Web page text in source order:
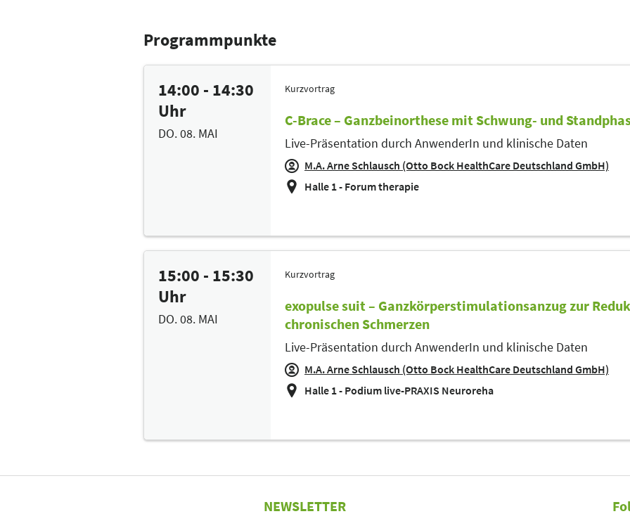
Programmpunkte
14:00 - 14:30
Uhr
DO. 08. MAI
Kurzvortrag
C-Brace – Ganzbeinorthese mit Schwung- und
Live-Präsentation durch AnwenderIn und klinische Daten
M.A. Arne Schlausch (Otto Bock HealthCare Deutschland GmbH)
Halle 1 - Forum therapie
15:00 - 15:30
Uhr
DO. 08. MAI
Kurzvortrag
exopulse suit – Ganzkörperstimulationsanzug zur
chronischen Schmerzen
Live-Präsentation durch AnwenderIn und klinische Daten
M.A. Arne Schlausch (Otto Bock HealthCare Deutschland GmbH)
Halle 1 - Podium live-PRAXIS Neuroreha
NEWSLETTER